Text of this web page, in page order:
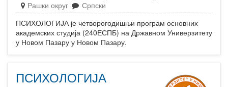
Рашки округ
Српски
ПСИХОЛОГИЈА jе четворогодишњи програм основних
академских студија (240ЕСПБ) на Државном Универзитету
у Новом Пазару у Новом Пазару.
ПСИХОЛОГИЈА